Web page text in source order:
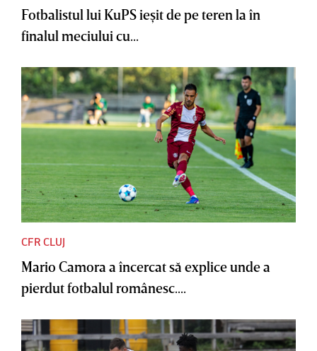
Fotbalistul lui KuPS ieşit de pe teren la în
finalul meciului cu...
CFR CLUJ
Mario Camora a încercat să explice unde a
pierdut fotbalul românesc....